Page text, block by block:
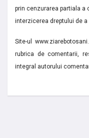
prin cenzurarea partiala
interzicerea dreptului de a
Site-ul
rubrica de comentarii,
integral autorului